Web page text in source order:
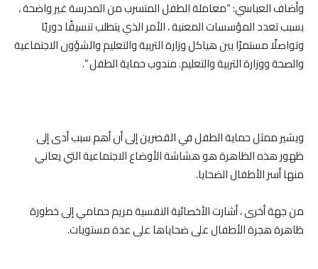
وأضاف العباسي: “معاملة الطفل المتسرب من المدرسة غير واضحة ،
بسبب تعدد المؤسسات المعنية ، الأمر الذي يتطلب تنسيقًا دوريًا
وتواصلًا مستمرًا بين هياكل وزارة التربية والتعليم والشؤون الاجتماعية
والصحة ووزارة التربية والتعليم. مندوب حماية الطفل “.
ويشير ممثل حماية الطفل في القصرين إلى أن أهم سبب أدى إلى
ظهور هذه الظاهرة هو هشاشة الأوضاع الاجتماعية التي يعاني
منها أسر الأطفال الضحايا.
من جهة أخرى ، أشارت الأخصائية النفسية مريم حمامي إلى خطورة
ظاهرة هجرة الأطفال على ضحاياها على عدة مستويات.